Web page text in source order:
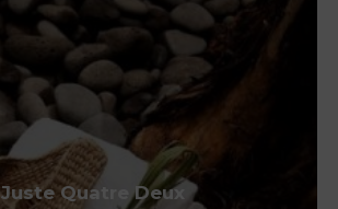
Juste Quatre Deux